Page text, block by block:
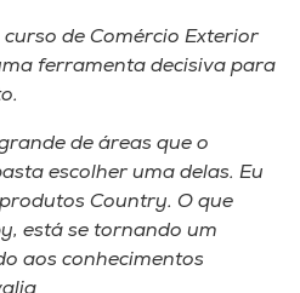
de Comércio Exterior
ferramenta decisiva para
de áreas que o
escolher uma delas. Eu
Country. O que
está se tornando um
aos conhecimentos